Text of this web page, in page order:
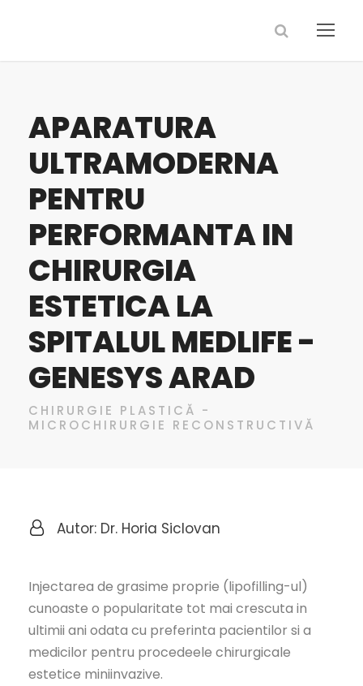
APARATURA
ULTRAMODERNA
PENTRU
PERFORMANTA IN
CHIRURGIA
ESTETICA LA
SPITALUL MEDLIFE -
GENESYS ARAD
CHIRURGIE PLASTICĂ -
MICROCHIRURGIE RECONSTRUCTIVĂ
Autor: Dr. Horia Siclovan
Injectarea de grasime proprie (lipofilling-ul)
cunoaste o popularitate tot mai crescuta in
ultimii ani odata cu preferinta pacientilor si a
medicilor pentru procedeele chirurgicale
estetice miniinvazive.